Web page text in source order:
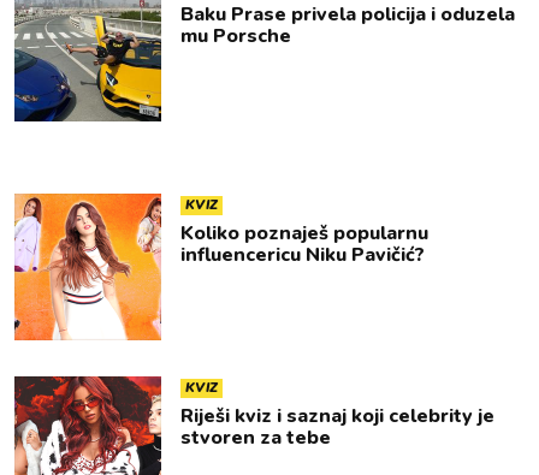
Baku Prase privela policija i oduzela
mu Porsche
KVIZ
Koliko poznaješ popularnu
influencericu Niku Pavičić?
KVIZ
Riješi kviz i saznaj koji celebrity je
stvoren za tebe